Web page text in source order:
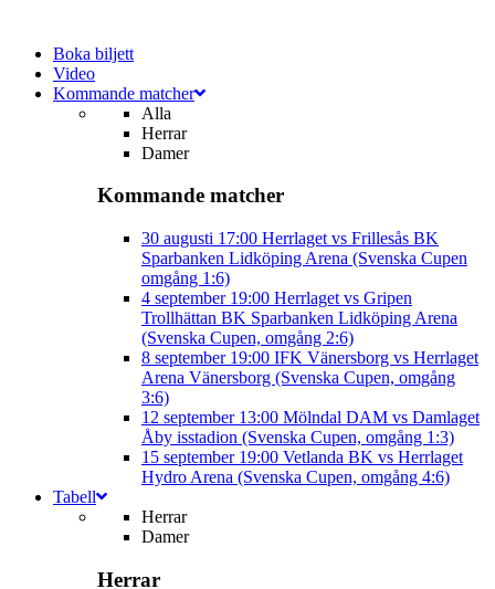
Boka biljett
Video
Kommande matcher
Alla
Herrar
Damer
Kommande matcher
30 augusti 17:00 Herrlaget vs Frillesås BK
Sparbanken Lidköping Arena (Svenska Cupen
omgång 1:6)
4 september 19:00 Herrlaget vs Gripen
Trollhättan BK Sparbanken Lidköping Arena
(Svenska Cupen, omgång 2:6)
8 september 19:00 IFK Vänersborg vs Herrlaget
Arena Vänersborg (Svenska Cupen, omgång
3:6)
12 september 13:00 Mölndal DAM vs Damlaget
Åby isstadion (Svenska Cupen, omgång 1:3)
15 september 19:00 Vetlanda BK vs Herrlaget
Hydro Arena (Svenska Cupen, omgång 4:6)
Tabell
Herrar
Damer
Herrar